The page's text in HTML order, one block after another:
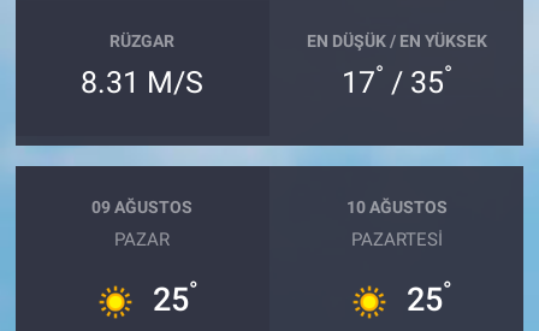
RÜZGAR
8.31 M/S
EN DÜŞÜK / EN YÜKSEK
17° / 35°
09 AĞUSTOS
PAZAR
25°
10 AĞUSTOS
PAZARTESI
25°